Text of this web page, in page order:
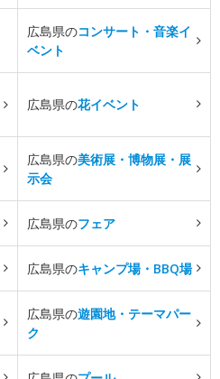
広島県のコンサート・音楽イ
ベント
広島県の花イベント
広島県の美術展・博物展・展
示会
広島県のフェア
広島県のキャンプ場・BBQ場
広島県の遊園地・テーマパー
ク